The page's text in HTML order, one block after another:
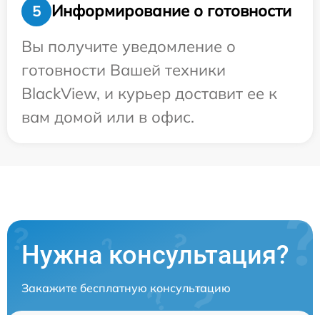
5
Информирование о готовности
Вы получите уведомление о
готовности Вашей техники
BlackView, и курьер доставит ее к
вам домой или в офис.
Нужна консультация?
Закажите бесплатную консультацию